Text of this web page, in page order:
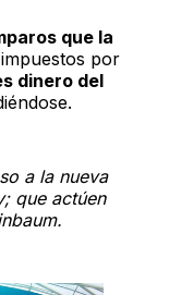
que la
por
dinero del
a la nueva
que actúen